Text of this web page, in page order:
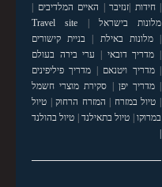
|חידות |זנזיבר | האיים המלדיבים |
מלונות בישראל |
Travel site
|מלונות באילת | בניית קישורים
| מדריך דובאי | ערי בירה בעולם
|מדריך ויטנאם | מדריך פיליפינים
|מדריך יפן | סקירת מוצרי חשמל
| טיול במזרח | המזרח הרחוק| טיול
במרוקו| טיול בתאילנד| טיול בהולנד
|